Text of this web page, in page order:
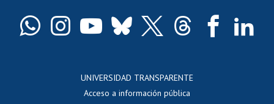
Docentes
UNIVERSIDAD TRANSPARENTE
Acceso a información pública